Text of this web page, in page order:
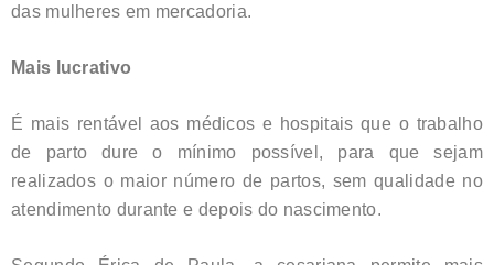
das mulheres em mercadoria.
Mais lucrativo
É mais rentável aos médicos e hospitais que o trabalho
de parto dure o mínimo possível, para que sejam
realizados o maior número de partos, sem qualidade no
atendimento durante e depois do nascimento.